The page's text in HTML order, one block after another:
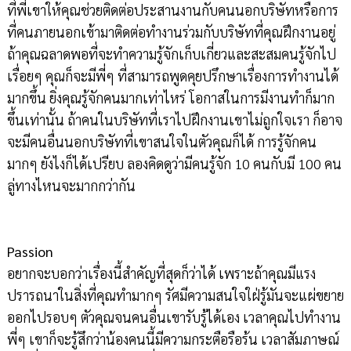
ที่พี่เขาให้คุณช่วยติดต่อประสานงานกับคนนอกบริษัทหรือการ
ที่คนภายนอกเข้ามาติดต่อทำงานร่วมกับบริษัทที่คุณฝึกงานอยู่
ถ้าคุณฉลาดพอที่จะทำความรู้จักเก็บเกี่ยวและสะสมคนรู้จักไป
เรื่อยๆ คุณก็จะมีพี่ๆ ที่สามารถพูดคุยปรึกษาเรื่องการทำงานได้
มากขึ้น ยิ่งคุณรู้จักคนมากเท่าไหร่ โอกาสในการมีงานทำก็มาก
ขึ้นเท่านั้น ถ้าคนในบริษัทที่เราไปฝึกงานเขาไม่ถูกใจเรา ก็อาจ
จะมีคนอื่นนอกบริษัทที่เขาสนใจในตัวคุณก็ได้ การรู้จักคน
มากๆ ยังไงก็ได้เปรียบ ลองคิดดูว่ามีคนรู้จัก 10 คนกับมี 100 คน
ลู่ทางไหนจะมากกว่ากัน
Passion
อยากจะบอกว่าเรื่องนี้สำคัญที่สุดก็ว่าได้ เพราะถ้าคุณมีแรง
ปรารถนาในสิ่งที่คุณทำมากๆ รัศมีความสนใจใฝ่รู้มันจะแผ่ขยาย
ออกไปรอบๆ ตัวคุณจนคนอื่นเขารับรู้ได้เอง เวลาคุณไปทำงาน
พี่ๆ เขาก็จะรู้สึกว่าน้องคนนี้มีความกระตือรือร้น เวลาสัมภาษณ์